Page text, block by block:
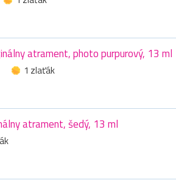
atrament, photo purpurový, 13 ml
1 zlaťák
atrament, šedý, 13 ml